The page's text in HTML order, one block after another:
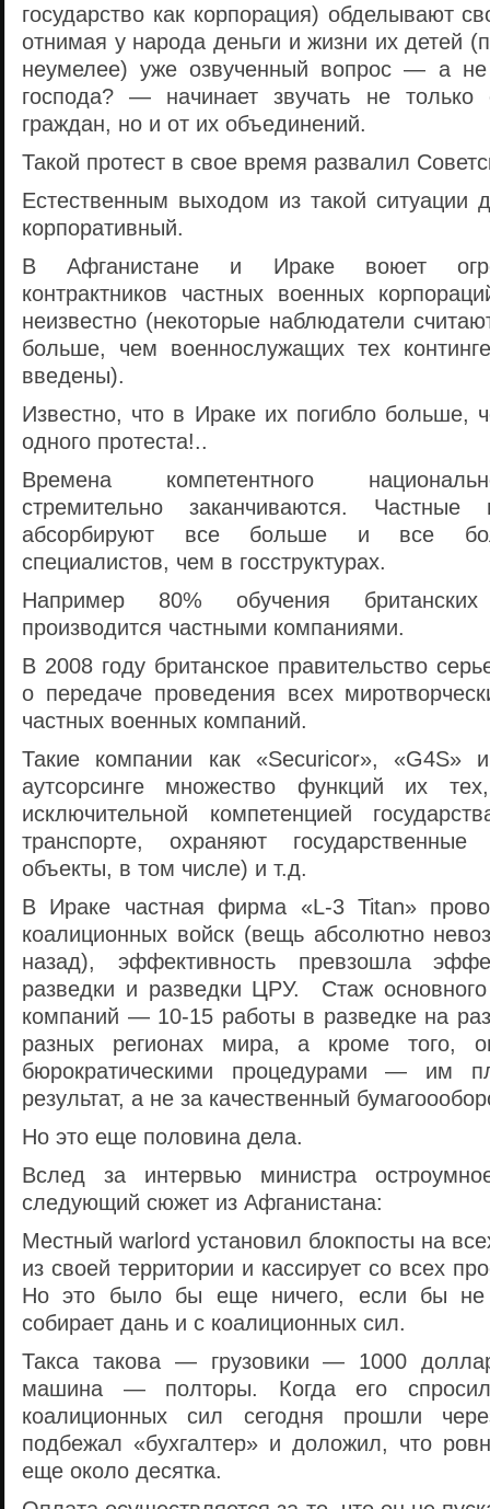
государство как корпорация) обделывают
отнимая у народа деньги и жизни их детей
неумелее) уже озвученный вопрос — а
господа? — начинает звучать не только
граждан, но и от их объединений.
Такой протест в свое время развалил
Естественным выходом из такой ситуации
корпоративный.
В Афганистане и Ираке воюет
контрактников частных военных
неизвестно (некоторые наблюдатели
больше, чем военнослужащих тех
введены).
Известно, что в Ираке их погибло
одного протеста!..
Времена компетентного
стремительно заканчиваются. Частные
абсорбируют все больше и все
специалистов, чем в госструктурах.
Например 80% обучения
производится частными компаниями.
В 2008 году британское правительство
о передаче проведения всех
частных военных компаний.
Такие компании как «Securicor», «G4S»
аутсорсинге множество функций их
исключительной компетенцией
транспорте, охраняют
объекты, в том числе) и т.д.
В Ираке частная фирма «L-3 Titan»
коалиционных войск (вещь абсолютно
назад), эффективность превзошла
разведки и разведки ЦРУ. Стаж
компаний — 10-15 работы в разведке на
разных регионах мира, а кроме того,
бюрократическими процедурами — им
результат, а не за качественный
Но это еще половина дела.
Вслед за интервью министра
следующий сюжет из Афганистана:
Местный warlord установил блокпосты на
из своей территории и кассирует со всех
Но это было бы еще ничего, если бы
собирает дань и с коалиционных сил.
Такса такова — грузовики — 1000
машина — полторы. Когда его
коалиционных сил сегодня прошли
подбежал «бухгалтер» и доложил, что
еще около десятка.